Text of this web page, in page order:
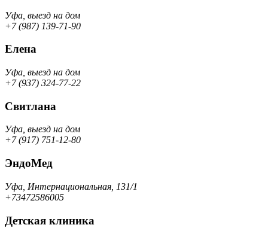
Уфа, выезд на дом
+7 (987) 139-71-90
Елена
Уфа, выезд на дом
+7 (937) 324-77-22
Свитлана
Уфа, выезд на дом
+7 (917) 751-12-80
ЭндоМед
Уфа, Интернациональная, 131/1
+73472586005
Детская клиника